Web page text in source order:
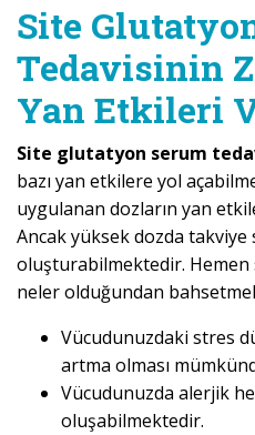
Site
Tedavisinin
Yan Etkileri
Site glutatyon serum
bazı yan etkilere yol
uygulanan dozların yan
Ancak yüksek dozda takviye
oluşturabilmektedir.
neler olduğundan
Vücudunuzdaki stres
artma olması
Vücudunuzda alerjik
oluşabilmektedir.